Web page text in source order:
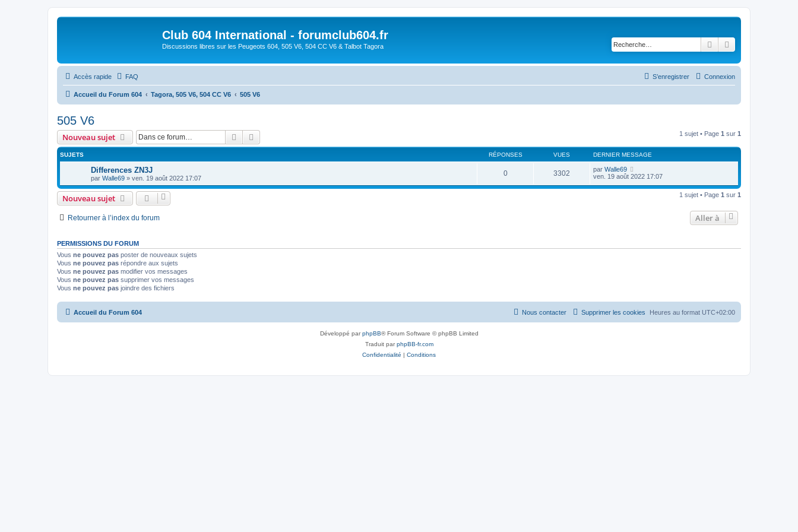
Club 604 International - forumclub604.fr
Discussions libres sur les Peugeots 604, 505 V6, 504 CC V6 & Talbot Tagora Rechercher
Accès rapide FAQ Connexion
S’enregistrer
Accueil du Forum 604 Tagora, 505 V6, 504 CC V6 505 V6
505 V6
Nouveau sujet Rechercher 1 sujet • Page 1 sur 1
SUJETS RÉPONSES VUES DERNIER MESSAGE
Differences ZN3J
par Walle69 » ven. 19 août 2022 17:07
0 3302 par Walle69
ven. 19 août 2022 17:07
Nouveau sujet 1 sujet • Page 1 sur 1
Retourner à l’index du forum Aller à
PERMISSIONS DU FORUM
Vous ne pouvez pas poster de nouveaux sujets
Vous ne pouvez pas répondre aux sujets
Vous ne pouvez pas modifier vos messages
Vous ne pouvez pas supprimer vos messages
Vous ne pouvez pas joindre des fichiers
Accueil du Forum 604 Heures au format UTC+02:00
Supprimer les cookies
Nous contacter
Développé parphpBB® Forum Software © phpBB Limited
Traduit parphpBB-fr.com
Confidentialité | Conditions